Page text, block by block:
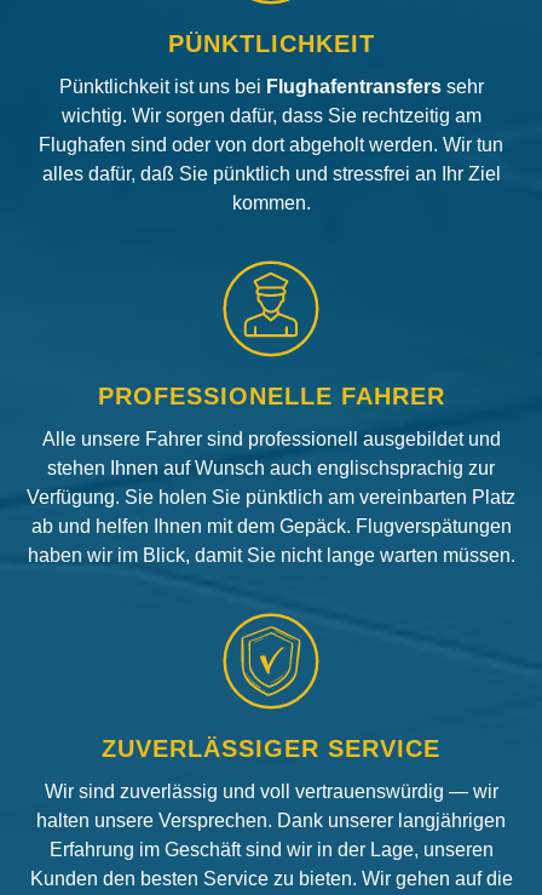
PÜNKTLICHKEIT
Pünktlichkeit ist uns bei Flughafentransfers sehr
wichtig. Wir sorgen dafür, dass Sie rechtzeitig am
Flughafen sind oder von dort abgeholt werden. Wir tun
alles dafür, daß Sie pünktlich und stressfrei an Ihr Ziel
kommen.
PROFESSIONELLE FAHRER
Alle unsere Fahrer sind professionell ausgebildet und
stehen Ihnen auf Wunsch auch englischsprachig zur
Verfügung. Sie holen Sie pünktlich am vereinbarten Platz
ab und helfen Ihnen mit dem Gepäck. Flugverspätungen
haben wir im Blick, damit Sie nicht lange warten müssen.
ZUVERLÄSSIGER SERVICE
Wir sind zuverlässig und voll vertrauenswürdig — wir
halten unsere Versprechen. Dank unserer langjährigen
Erfahrung im Geschäft sind wir in der Lage, unseren
Kunden den besten Service zu bieten. Wir gehen auf die